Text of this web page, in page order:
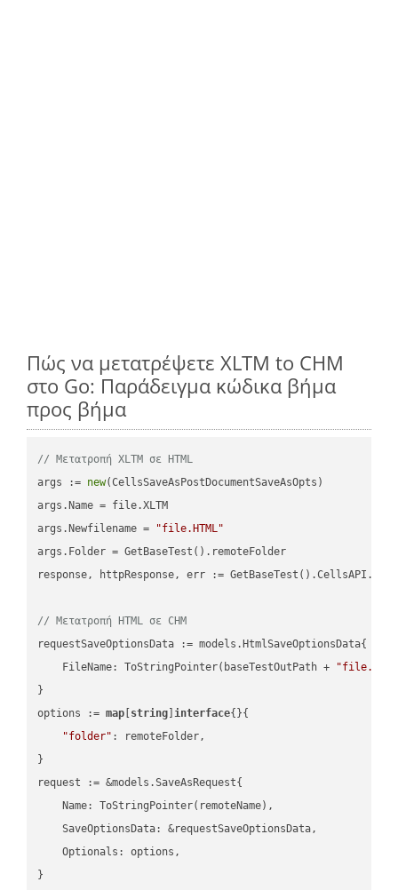
Πώς να μετατρέψετε XLTM to CHM
στο Go: Παράδειγμα κώδικα βήμα
προς βήμα
// Μετατροπή XLTM σε HTML
args := new(CellsSaveAsPostDocumentSaveAsOpts)
args.Name = file.XLTM
args.Newfilename =
"file.HTML"
args.Folder = GetBaseTest().remoteFolder
response, httpResponse, err :=
// Μετατροπή HTML σε CHM
requestSaveOptionsData := models.HtmlSaveOptionsData{
    FileName: ToStringPointer(baseTestOutPath +
}
options := map string ]interface{}{
"folder" : remoteFolder,
}
request := &models.SaveAsRequest{
    Name: ToStringPointer(remoteName),
    SaveOptionsData: &requestSaveOptionsData,
    Optionals: options,
}